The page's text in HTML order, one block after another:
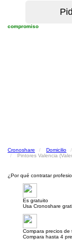
compromiso
Cronoshare Domicilio
Pintores Valencia
¿Por qué contratar
Es gratuito
Usa Cronoshare
Compara precios de
Compara hasta 4